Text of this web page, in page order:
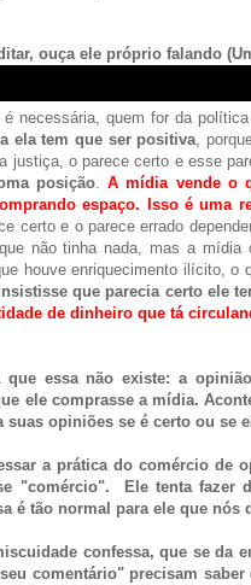
ouça ele próprio falando
necessária, quem for da
ela tem que ser positiva,
justiça, o parece certo e esse
posição.A mídia vende o
espaço.
Isso é uma
certo e o parece errado
não tinha nada, mas a mídia
houve enriquecimento ilícito,
que parecia certo ele
de dinheiro que tá
que essa não existe: a
ele comprasse a mídia.
suas opiniões se é certo ou se
a prática do comércio de
"comércio". Ele tenta fazer
é tão normal para ele que nós
confessa, que se da
comentário" precisam